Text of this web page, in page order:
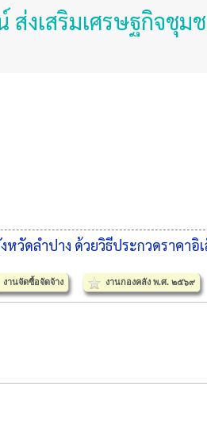
ริมเศรษฐกิจชุมชน ป
วัดลําปาง ด้วยวิธีประกวดราคาอิ
งานกองคลัง พ.ศ. ๒๕๖๙
งานจัดซื้อจัดจ้าง